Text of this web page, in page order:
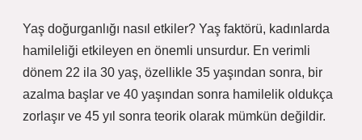
Yaş doğurganlığı nasıl etkiler? Yaş faktörü, kadınlarda
hamileliği etkileyen en önemli unsurdur. En verimli
dönem 22 ila 30 yaş, özellikle 35 yaşından sonra, bir
azalma başlar ve 40 yaşından sonra hamilelik oldukça
zorlaşır ve 45 yıl sonra teorik olarak mümkün değildir.